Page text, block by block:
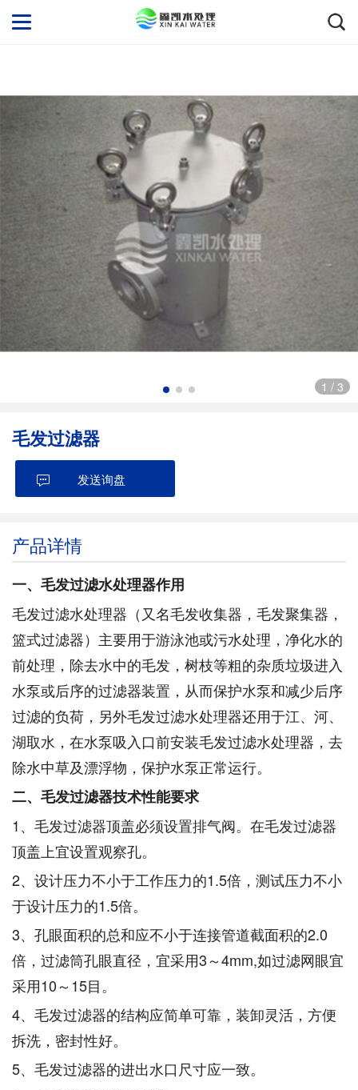
1 / 3
毛发过滤器
发送询盘
产品详情
一、毛发过滤水处理器作用
毛发过滤水处理器（又名毛发收集器，毛发聚集器，
篮式过滤器）主要用于游泳池或污水处理，净化水的
前处理，除去水中的毛发，树枝等粗的杂质垃圾进入
水泵或后序的过滤器装置，从而保护水泵和减少后序
过滤的负荷，另外毛发过滤水处理器还用于江、河、
湖取水，在水泵吸入口前安装毛发过滤水处理器，去
除水中草及漂浮物，保护水泵正常运行。
二、毛发过滤器技术性能要求
1、毛发过滤器顶盖必须设置排气阀。在毛发过滤器
顶盖上宜设置观察孔。
2、设计压力不小于工作压力的1.5倍，测试压力不小
于设计压力的1.5倍。
3、孔眼面积的总和应不小于连接管道截面积的2.0
倍，过滤筒孔眼直径，宜采用3～4mm,如过滤网眼宜
采用10～15目。
4、毛发过滤器的结构应简单可靠，装卸灵活，方便
拆洗，密封性好。
5、毛发过滤器的进出水口尺寸应一致。